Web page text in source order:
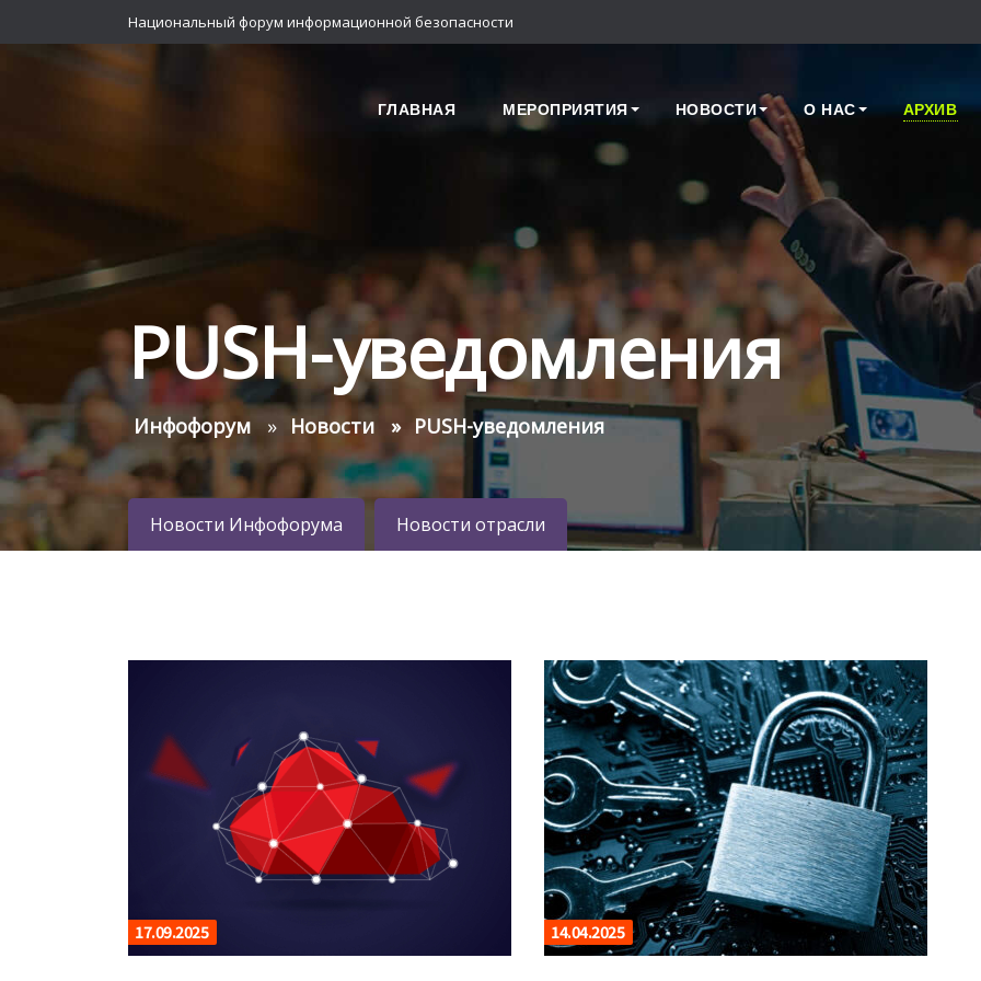
Национальный форум информационной безопасности
ГЛАВНАЯ МЕРОПРИЯТИЯ НОВОСТИ О НАС АРХИВ
PUSH-уведомления
Инфофорум Новости PUSH-уведомления
Новости Инфофорума Новости отрасли
17.09.2025 14.04.2025